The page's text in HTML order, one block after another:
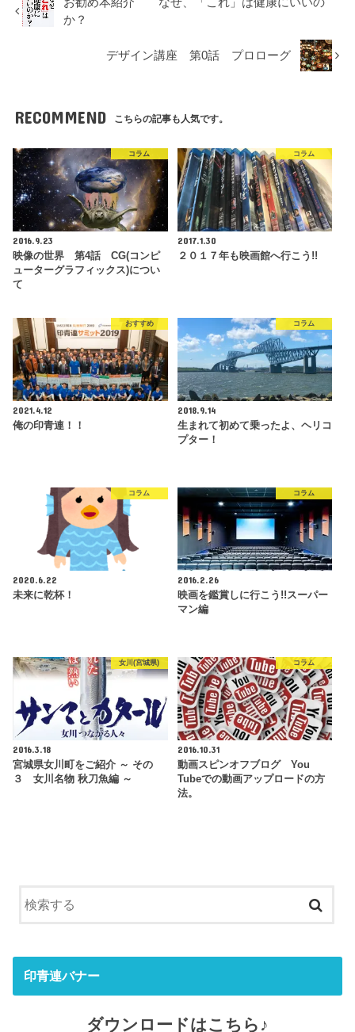
お勧め本紹介 なぜ、「これ」は健康にいいの
か？
デザイン講座 第0話 プロローグ
RECOMMEND こちらの記事も人気です。
コラム
2016.9.23
映像の世界 第4話 CG(コンピ
ューターグラフィックス)につい
て
コラム
2017.1.30
２０１７年も映画館へ行こう!!
おすすめ
2021.4.12
俺の印青連！！
コラム
2018.9.14
生まれて初めて乗ったよ、ヘリコ
プター！
コラム
2020.6.22
未来に乾杯！
コラム
2016.2.26
映画を鑑賞しに行こう!!スーパー
マン編
女川(宮城県)
2016.3.18
宮城県女川町をご紹介 ～ その
３ 女川名物 秋刀魚編 ～
コラム
2016.10.31
動画スピンオフブログ You
Tubeでの動画アップロードの方
法。
印青連バナー
ダウンロードはこちら♪